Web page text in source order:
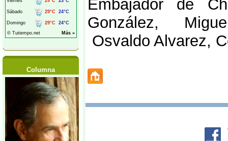
Columna
Embajador de
González,
Osvaldo Alvarez,